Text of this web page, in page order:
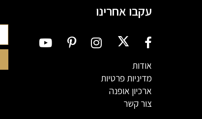
עקבו אחרינו
אודות
מדיניות פרטיות
ארכיון אופנה
צור קשר